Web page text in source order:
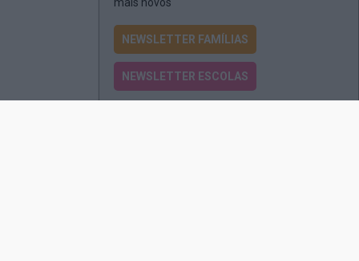
NEWSLETTER FAMÍLIAS
NEWSLETTER ESCOLAS